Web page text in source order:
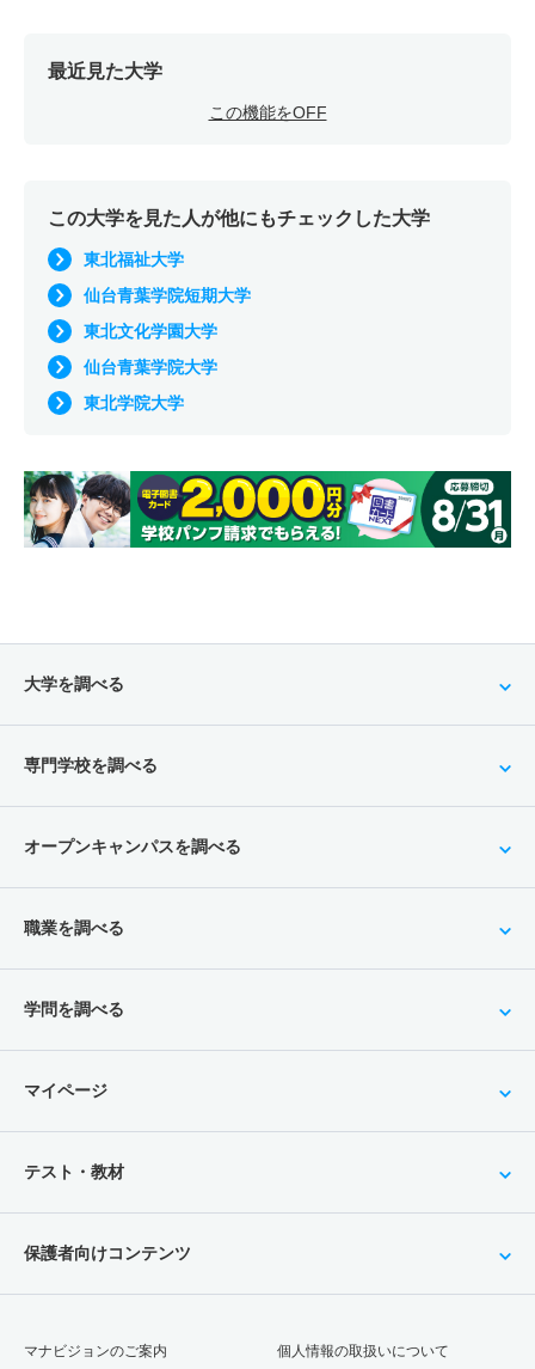
最近見た大学
この機能をOFF
この大学を見た人が他にもチェックした大学
東北福祉大学
仙台青葉学院短期大学
東北文化学園大学
仙台青葉学院大学
東北学院大学
大学を調べる
専門学校を調べる
オープンキャンパスを調べる
職業を調べる
学問を調べる
マイページ
テスト・教材
保護者向けコンテンツ
マナビジョンのご案内 個人情報の取扱いについて